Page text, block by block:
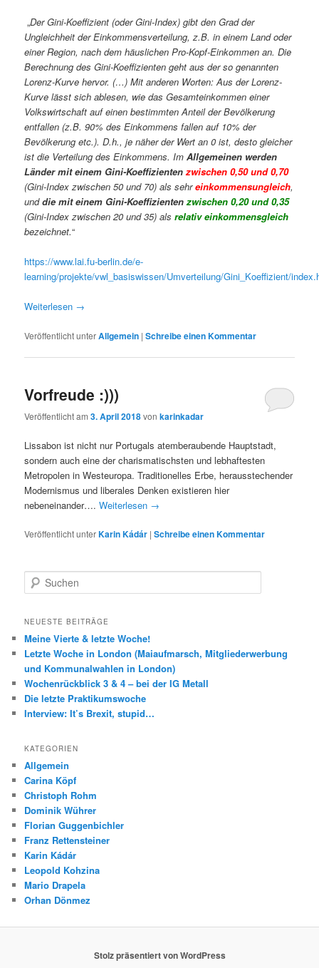
„Der Gini-Koeffizient (oder Gini-Index) gibt den Grad der
Ungleichheit der Einkommensverteilung, z.B. in einem Land oder
einer Region, nach dem häuslichen Pro-Kopf-Einkommen an. Die
Berechnung des Gini-Koeffizienten geht aus der so genannten
Lorenz-Kurve hervor. (…)Mit anderen Worten: Aus der Lorenz-
Kurve lässt sich ablesen, wie das Gesamteinkommen einer
Volkswirtschaft auf einen bestimmten Anteil der Bevölkerung
entfallen (z.B. 90% des Einkommens fallen auf 10% der
Bevölkerung etc.).D.h., je näher der Wert an 0 ist, desto gleicher
ist die Verteilung des Einkommens. ImAllgemeinen werden
Länder mit einem Gini-Koeffizientenzwischen0,50 und 0,70
(Gini-Index zwischen 50 und 70) als sehreinkommensungleich,
unddie mit einem Gini-Koeffizientenzwischen0,20 und 0,35
(Gini-Index zwischen 20 und 35) alsrelativ einkommensgleich
bezeichnet.“
https://www.lai.fu-berlin.de/e-
learning/projekte/vwl_basiswissen/Umverteilung/Gini_Koeffizient/
Weiterlesen →
Veröffentlicht unterAllgemein |Schreibe einen Kommentar
Vorfreude :)))
Veröffentlicht am3. April 2018vonkarinkadar
Lissabon ist nicht nur Portugals atemberaubende Hauptstadt,
sondern auch eine der charismatischsten und lebhaftesten
Metropolen in Westeuropa. Traditionelles Erbe, herausstechender
Modernismus und liberales Denken existieren hier
nebeneinander….Weiterlesen →
Veröffentlicht unterKarin Kádár |Schreibe einen Kommentar
u
h
n
NEUESTE BEITRÄGE
Meine Vierte & letzte Woche!
Letzte Woche in London (Maiaufmarsch, Mitgliederwerbung
und Kommunalwahlen in London)
Wochenrückblick 3 & 4 – bei der IG Metall
Die letzte Praktikumswoche
Interview: It’s Brexit, stupid…
KATEGORIEN
Allgemein
Carina Köpf
Christoph Rohm
Dominik Wührer
Florian Guggenbichler
Franz Rettensteiner
Karin Kádár
Leopold Kohzina
Mario Drapela
Orhan Dönmez
Stolz präsentiert von WordPress